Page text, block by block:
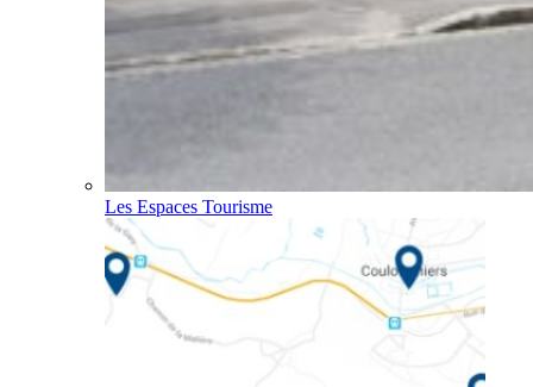
Les Espaces Tourisme